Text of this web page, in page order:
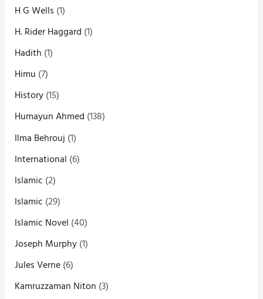
H G Wells (1)
H. Rider Haggard (1)
Hadith (1)
Himu (7)
History(15)
Humayun Ahmed (138)
Ilma Behrouj (1)
International (6)
Islamic (2)
Islamic (29)
Islamic Novel (40)
Joseph Murphy(1)
Jules Verne(6)
Kamruzzaman Niton (3)